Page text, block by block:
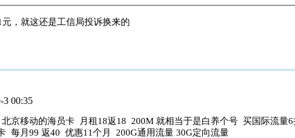
，就这还是工信局投诉换来的
3 00:35
北京移动的海员卡 月租18返18 200M 就相当于是白养个号 买国际流量6
每月99 返40 优惠11个月 200G通用流量 30G定向流量